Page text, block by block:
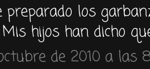
preparado los
hijos han dicho
de 2010 a las